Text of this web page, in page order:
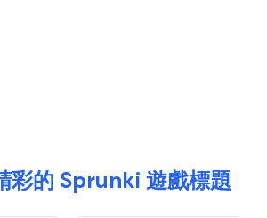
彩的 Sprunki 遊戲標題